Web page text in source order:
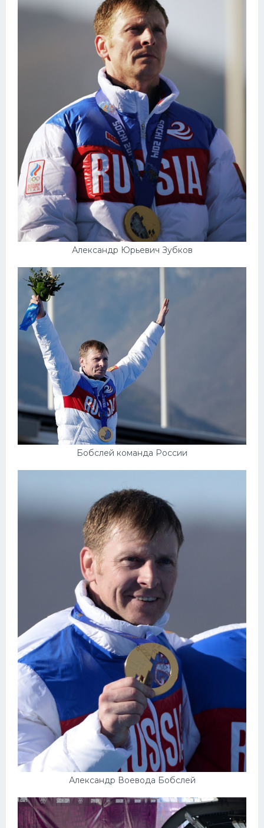
Александр Юрьевич Зубков
Бобслей команда России
Александр Воевода Бобслей